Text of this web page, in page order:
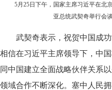
5月25日下午，国家主席习近平在北
亚总统武契奇举行会
武契奇表示，祝贺中国成
相信在习近平主席领导下，中
同中国建立全面战略伙伴关系
领域合作不断深化。塞中人民